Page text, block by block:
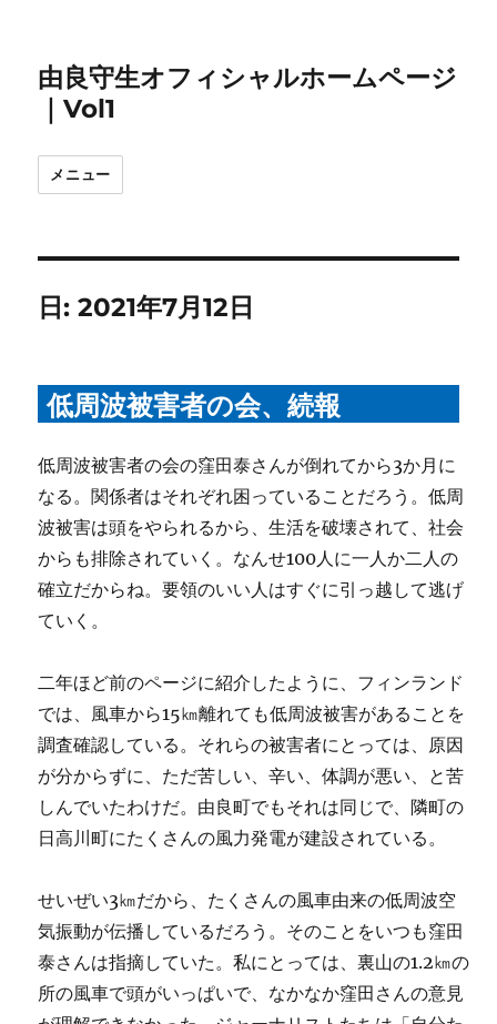
由良守生オフィシャルホームページ
｜Vol1
メニュー
日:2021年7月12日
低周波被害者の会、続報
低周波被害者の会の窪田泰さんが倒れてから3か月に
なる。関係者はそれぞれ困っていることだろう。低周
波被害は頭をやられるから、生活を破壊されて、社会
からも排除されていく。なんせ100人に一人か二人の
確立だからね。要領のいい人はすぐに引っ越して逃げ
ていく。
二年ほど前のページに紹介したように、フィンランド
では、風車から15㎞離れても低周波被害があることを
調査確認している。それらの被害者にとっては、原因
が分からずに、ただ苦しい、辛い、体調が悪い、と苦
しんでいたわけだ。由良町でもそれは同じで、隣町の
日高川町にたくさんの風力発電が建設されている。
せいぜい3㎞だから、たくさんの風車由来の低周波空
気振動が伝播しているだろう。そのことをいつも窪田
泰さんは指摘していた。私にとっては、裏山の1.2㎞の
所の風車で頭がいっぱいで、なかなか窪田さんの意見